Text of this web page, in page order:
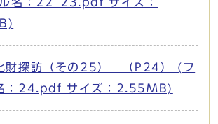
財探訪（その25） （P24） (フ
：24.pdf サイズ：2.55MB)